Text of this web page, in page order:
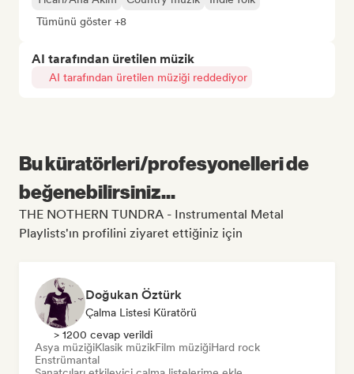
Tümünü göster +8
AI tarafından üretilen müzik
AI tarafından üretilen müziği reddediyor
Bu küratörleri/profesyonelleri de
beğenebilirsiniz...
THE NOTHERN TUNDRA - Instrumental Metal
Playlists'ın profilini ziyaret ettiğiniz için
Doğukan Öztürk
Çalma Listesi Küratörü
> 1200 cevap verildi
Asya müziğiKlasik müzikFilm müziğiHard rock
Enstrümantal